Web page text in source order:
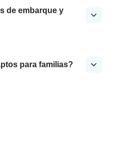
de embarque y
para familias?